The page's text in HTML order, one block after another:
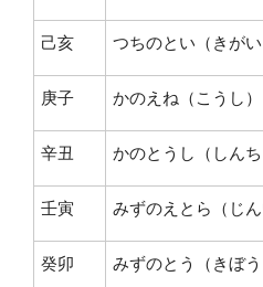
己亥 つちのとい（きがい
庚子 かのえね（こうし）
辛丑 かのとうし（しんち
壬寅 みずのえとら（じん
癸卯 みずのとう（きぼう